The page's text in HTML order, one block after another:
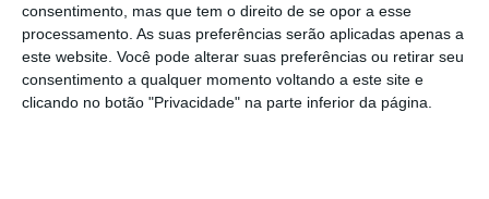
consentimento, mas que tem o direito de se opor a esse
processamento. As suas preferências serão aplicadas apenas a
este website. Você pode alterar suas preferências ou retirar seu
consentimento a qualquer momento voltando a este site e
clicando no botão "Privacidade" na parte inferior da página.
registaram as maiores taxas de sindicalização
em 2016 — 90% e 67% respetivamente. Em
sentido inverso, aparecem a Estónia (5%) e a
Lituânia (8%).